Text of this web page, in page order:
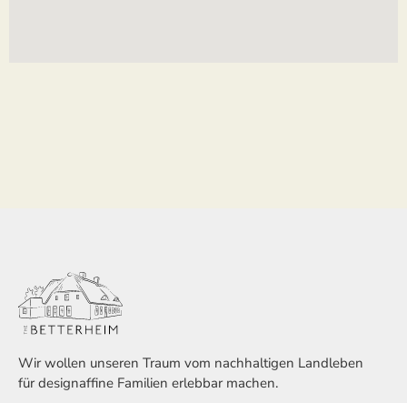
Wir wollen unseren Traum vom nachhaltigen Landleben
für designaffine Familien erlebbar machen.